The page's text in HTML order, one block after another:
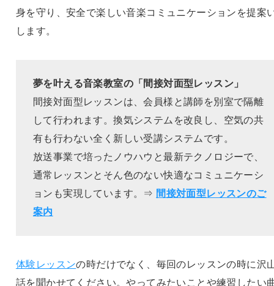
身を守り、安全で楽しい音楽コミュニケーションを提案
します。
夢を叶える音楽教室の「間接対面型レッスン」
間接対面型レッスンは、会員様と講師を別室で隔離
して行われます。換気システムを改良し、空気の共
有も行わない全く新しい受講システムです。
放送事業で培ったノウハウと最新テクノロジーで、
通常レッスンとそん色のない快適なコミュニケーシ
ョンも実現しています。⇒ 間接対面型レッスンのご
案内
体験レッスンの時だけでなく、毎回のレッスンの時に沢
話を聞かせてください。やってみたいことや練習したい